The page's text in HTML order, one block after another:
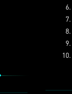
6.
7.
8.
9.
10.